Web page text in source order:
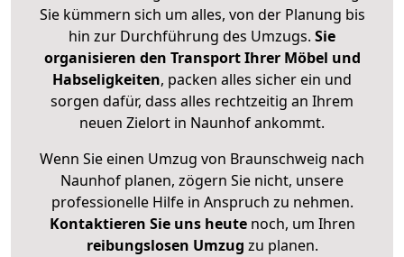
Sie kümmern sich um alles, von der Planung bis
hin zur Durchführung des Umzugs. Sie
organisieren den Transport Ihrer Möbel und
Habseligkeiten, packen alles sicher ein und
sorgen dafür, dass alles rechtzeitig an Ihrem
neuen Zielort in Naunhof ankommt.
Wenn Sie einen Umzug von Braunschweig nach
Naunhof planen, zögern Sie nicht, unsere
professionelle Hilfe in Anspruch zu nehmen.
Kontaktieren Sie uns heutenoch, um Ihren
reibungslosen Umzug zu planen.